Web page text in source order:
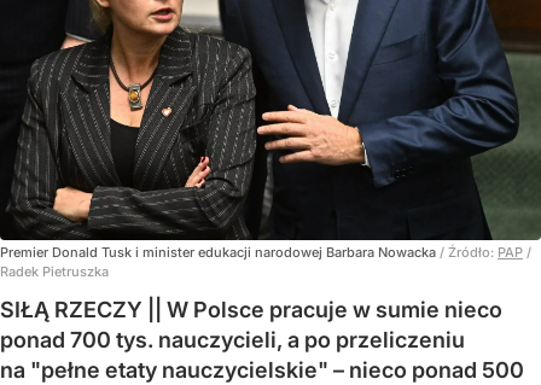
Premier Donald Tusk i minister edukacji narodowej Barbara Nowacka / Źródło: PAP /
Radek Pietruszka
SIŁĄ RZECZY || W Polsce pracuje w sumie nieco
ponad 700 tys. nauczycieli, a po przeliczeniu
na "pełne etaty nauczycielskie" – nieco ponad 500